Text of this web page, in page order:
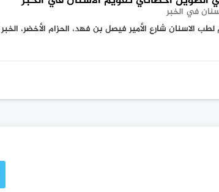
في الخبر
الاسنان شارع الأمير فيصل بن فهد، الحزام الأخضر، الخبر 34436